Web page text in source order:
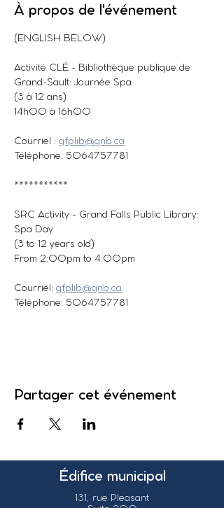
À propos de l'événement
(ENGLISH BELOW)
Activité CLÉ - Bibliothèque publique de
Grand-Sault: Journée Spa
(3 à 12 ans)
14h00 à 16h00
Courriel : gfplib@gnb.ca
Téléphone: 5064757781
***********
SRC Activity - Grand Falls Public Library:
Spa Day
(3 to 12 years old)
From 2:00pm to 4:00pm
Courriel: gfplib@gnb.ca
Téléphone: 5064757781
Partager cet événement
Édifice municipal
131, rue Pleasant